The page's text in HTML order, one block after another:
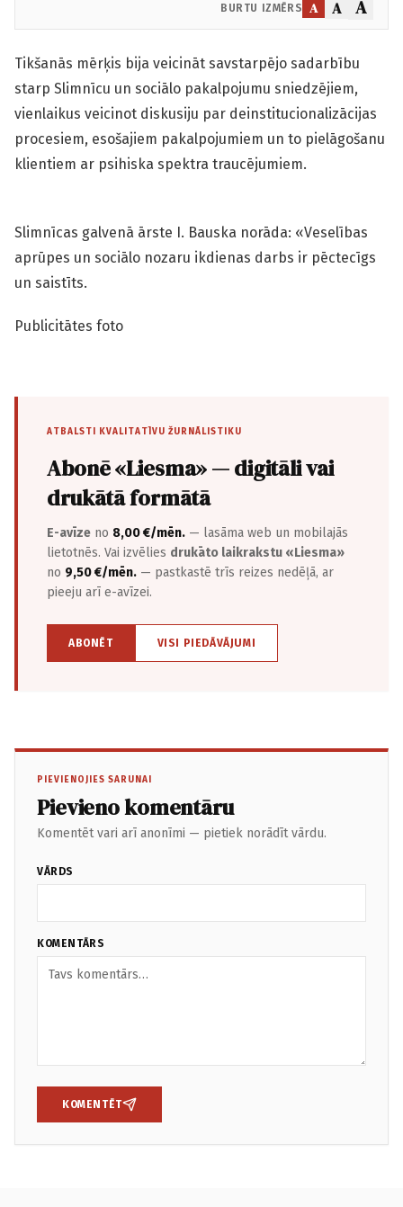
BURTU IZMĒRS A A A
Tikšanās mērķis bija veicināt savstarpējo sadarbību
starp Slimnīcu un sociālo pakalpojumu sniedzējiem,
vienlaikus veicinot diskusiju par deinstitucionalizācijas
procesiem, esošajiem pakalpojumiem un to pielāgošanu
klientiem ar psihiska spektra traucējumiem.
Slimnīcas galvenā ārste I. Bauska norāda: «Veselības
aprūpes un sociālo nozaru ikdienas darbs ir pēctecīgs
un saistīts.
Publicitātes foto
ATBALSTI KVALITATĪVU ŽURNĀLISTIKU
Abonē «Liesma» — digitāli vai
drukātā formātā
E-avīze no 8,00 €/mēn. — lasāma web un mobilajās
lietotnēs. Vai izvēlies drukāto laikrakstu «Liesma»
no 9,50 €/mēn. — pastkastē trīs reizes nedēļā, ar
pieeju arī e-avīzei.
ABONĒT VISI PIEDĀVĀJUMI
PIEVIENOJIES SARUNAI
Pievieno komentāru
Komentēt vari arī anonīmi — pietiek norādīt vārdu.
VĀRDS
KOMENTĀRS
KOMENTĒT